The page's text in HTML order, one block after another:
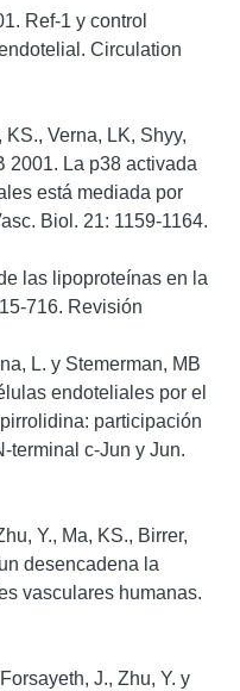
Ref-1 y control
Circulation
KS., Verna, LK, Shyy,
2001. La p38 activada
está mediada por
Biol. 21: 1159-1164.
las lipoproteínas en la
716. Revisión
L. y Stemerman, MB
endoteliales por el
participación
terminal c-Jun y Jun.
Y., Ma, KS., Birrer,
desencadena la
vasculares humanas.
J., Zhu, Y. y